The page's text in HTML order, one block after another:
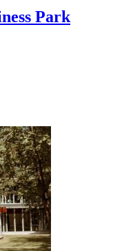
Park